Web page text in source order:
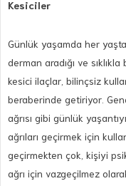
Kesiciler
Günlük yaşamda her
derman aradığı ve
kesici ilaçlar, bilinçsiz
beraberinde getiriyor.
ağrısı gibi günlük
ağrıları geçirmek için
geçirmekten çok, kişiyi
ağrı için vazgeçilmez